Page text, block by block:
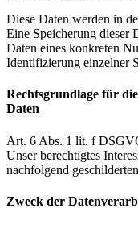
Diese Daten werden in
Eine Speicherung dieser
Daten eines konkreten
Identifizierung einzelner
Rechtsgrundlage für
Daten
Art. 6 Abs. 1 lit. f
Unser berechtigtes
nachfolgend
Zweck der